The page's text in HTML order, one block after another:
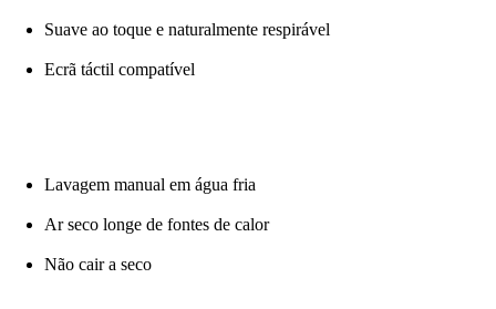
Suave ao toque e naturalmente respirável
Ecrã táctil compatível
Lavagem manual em água fria
Ar seco longe de fontes de calor
Não cair a seco